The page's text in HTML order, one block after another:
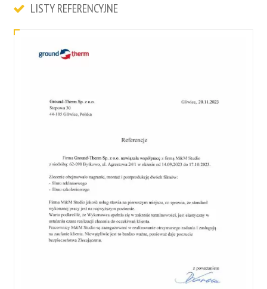
LISTY REFERENCYJNE